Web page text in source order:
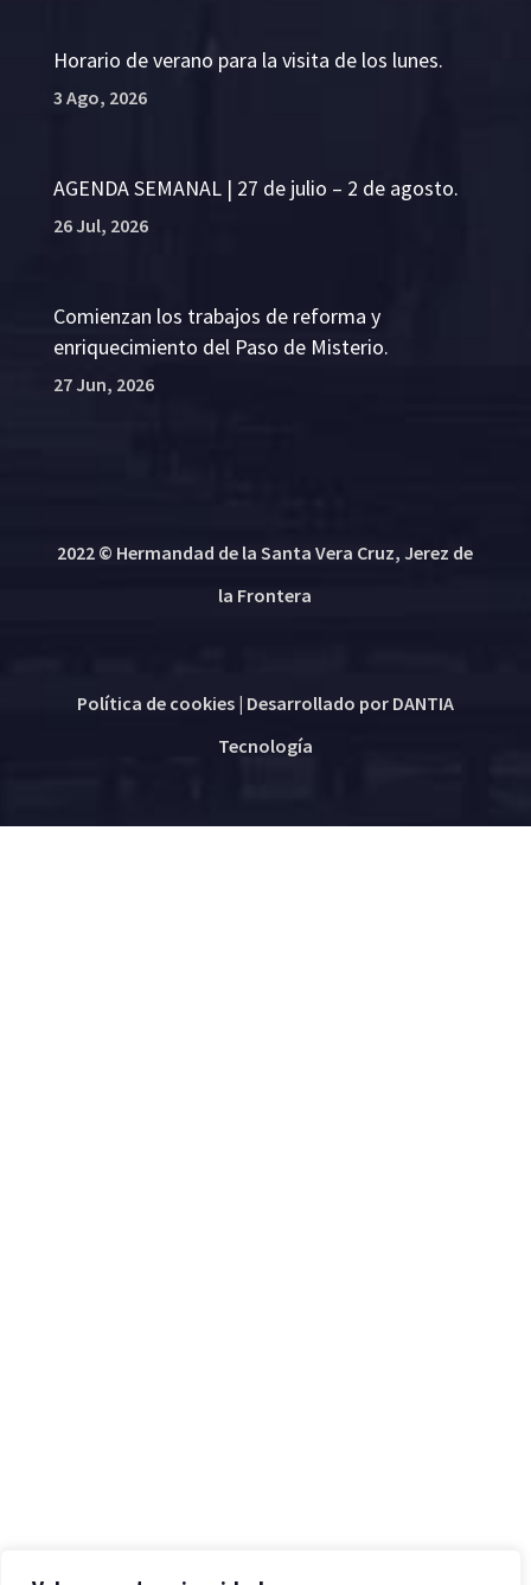
Horario de verano para la visita de los lunes.
3 Ago, 2026
AGENDA SEMANAL | 27 de julio – 2 de agosto.
26 Jul, 2026
Comienzan los trabajos de reforma y
enriquecimiento del Paso de Misterio.
27 Jun, 2026
2022 © Hermandad de la Santa Vera Cruz, Jerez de
la Frontera
Política de cookies| Desarrollado por DANTIA
Tecnología